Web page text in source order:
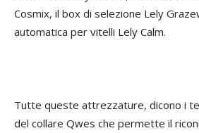
Cosmix, il box di selezione Lely
automatica per vitelli Lely Calm.
Tutte queste attrezzature, dicono i
del collare Qwes che permette il